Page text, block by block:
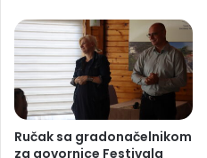
Ručak sa gradonačelnikom
za govornice Festivala